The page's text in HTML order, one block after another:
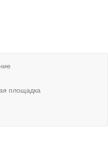
площадка